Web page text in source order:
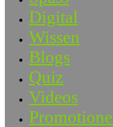
Digital
Wissen
Blogs
Quiz
Videos